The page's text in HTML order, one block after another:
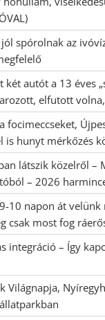
spórolnak az
két autót a 13 éves
elfutott
focimeccseket,
is hunyt mérkőzés
látszik közelről –
– 2026
10 napon át
csak most fog
integráció – Így
Világnapja,